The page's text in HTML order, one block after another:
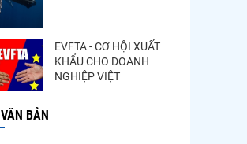
EVFTA - CƠ HỘI XUẤT
KHẨU CHO DOANH
NGHIỆP VIỆT
BẢN